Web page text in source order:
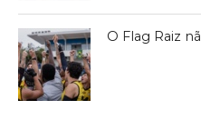
O Flag Raiz